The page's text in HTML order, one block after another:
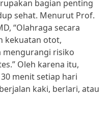
bagian penting
sehat. Menurut Prof.
“Olahraga secara
kekuatan otot,
mengurangi risiko
Oleh karena itu,
menit setiap hari
kaki, berlari, atau